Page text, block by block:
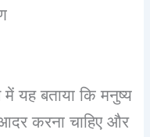
यह बताया कि मनुष्य
करना चाहिए और